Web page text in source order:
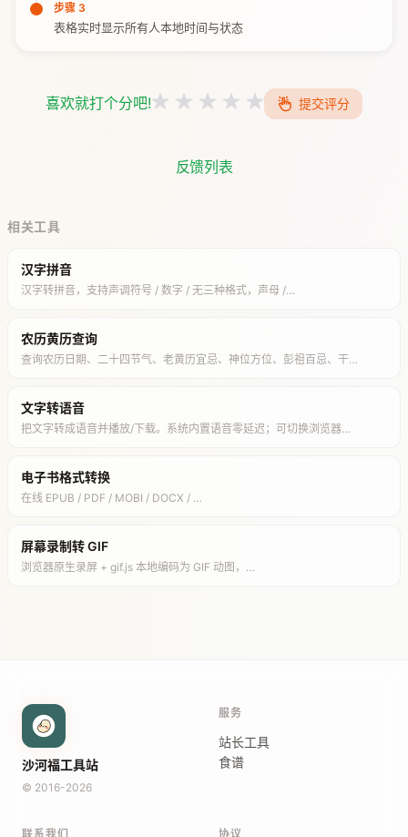
步骤 3
表格实时显示所有人本地时间与状态
喜欢就打个分吧! 提交评分
反馈列表
相关工具
汉字拼音
汉字转拼音，支持声调符号 / 数字 / 无三种格式，声母 /…
农历黄历查询
查询农历日期、二十四节气、老黄历宜忌、神位方位、彭祖百忌、干…
文字转语音
把文字转成语音并播放/下载。系统内置语音零延迟；可切换浏览器…
电子书格式转换
在线 EPUB / PDF / MOBI / DOCX / …
屏幕录制转 GIF
浏览器原生录屏 + gif.js 本地编码为 GIF 动图，…
沙河福工具站
© 2016-2026
服务
站长工具
食谱
联系我们 协议